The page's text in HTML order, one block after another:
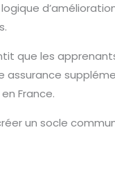
que les
assurance
France.
un socle